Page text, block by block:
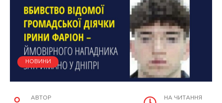
НОВИНИ
АВТОР НА ЧИТАННЯ